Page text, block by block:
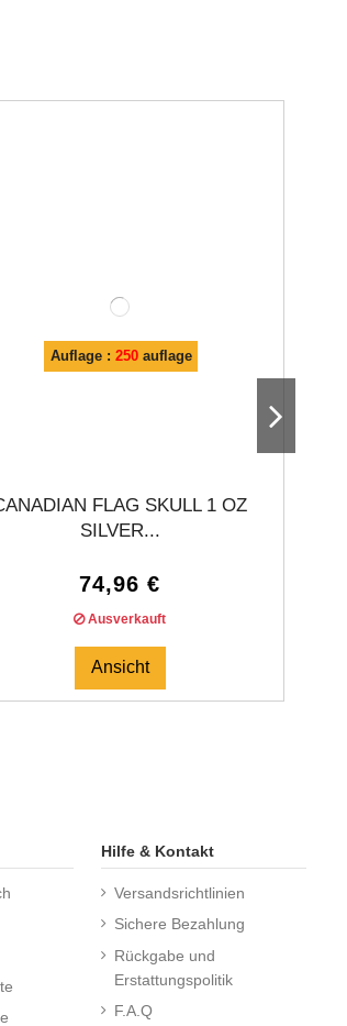
Auflage : 250auflage
FLAG SKULL 1 OZ
SILVER...
74,96 €
Ausverkauft
Ansicht
Hilfe & Kontakt
Versandsrichtlinien
Sichere Bezahlung
Rückgabe und
Erstattungspolitik
F.A.Q